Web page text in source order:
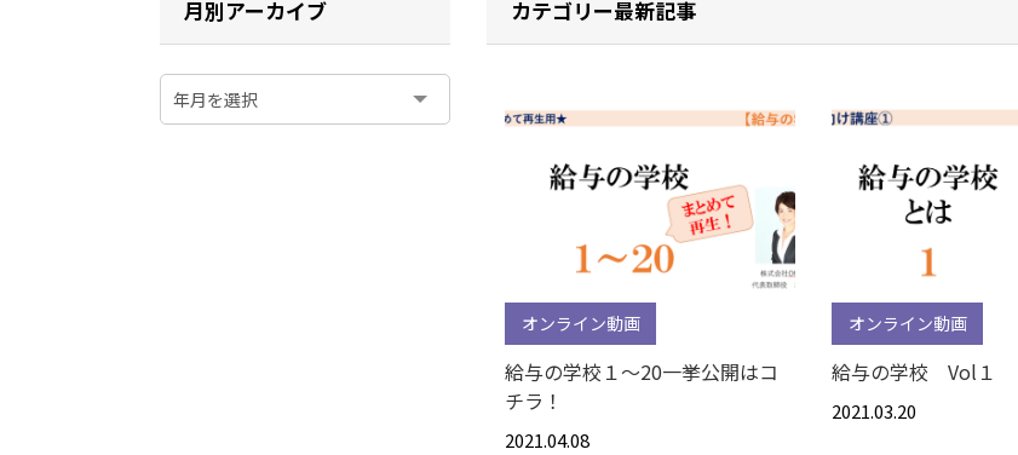
カテゴリー最新記事
オンライン動画
給与の学校１～20一挙公開はコ
チラ！
2021.04.08
オンライン動画
給与の学校 Vol１
2021.03.20
月別アーカイブ